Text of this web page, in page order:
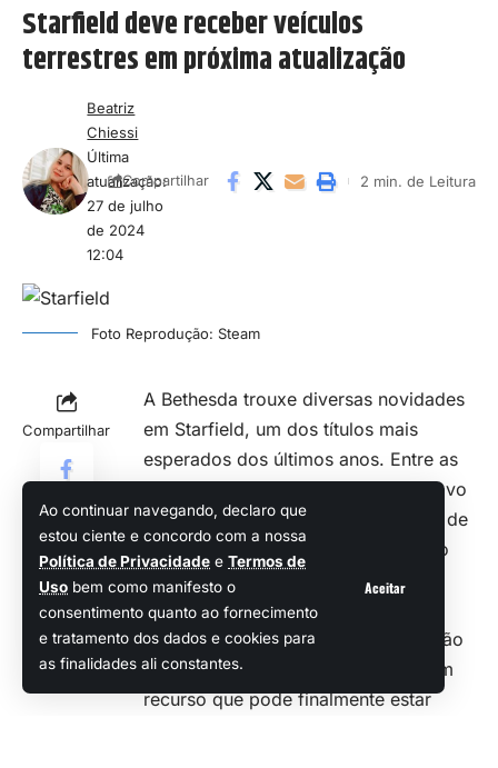
Ao continuar navegando, declaro que
estou ciente e concordo com a nossa
Política de Privacidade e Termos de
Uso bem como manifesto o
consentimento quanto ao fornecimento
e tratamento dos dados e cookies para
as finalidades ali constantes.
Aceitar
Starfield deve receber veículos
terrestres em próxima atualização
Última
atualização:
27 de julho
de 2024
12:04
Beatriz
Chiessi
Compartilhar 2 min. de Leitura
Foto Reprodução: Steam
Compartilhar
A Bethesda trouxe diversas novidades
em Starfield, um dos títulos mais
esperados dos últimos anos. Entre as
melhorias já reveladas, estão um novo
mapa para consulta, modificadores de
XP e a tão solicitada personalização
do interior da nave.
Contudo, a comunidade gamer está
com grandes expectativas em relação
à chegada de veículos terrestres, um
recurso que pode finalmente estar